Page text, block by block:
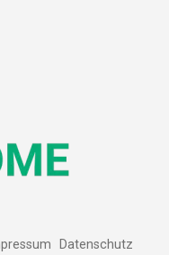
Datenschutz